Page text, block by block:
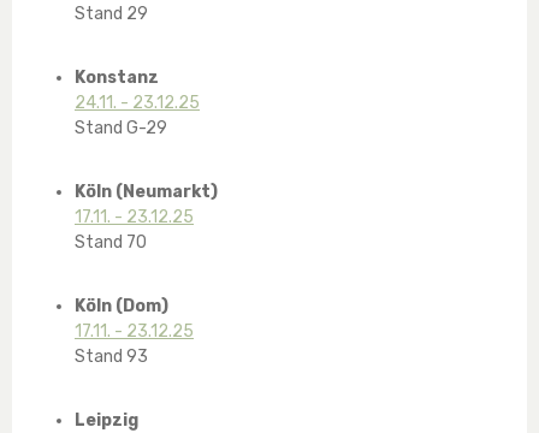
Stand 29
Konstanz
24.11. - 23.12.25
Stand G-29
Köln (Neumarkt)
17.11. - 23.12.25
Stand 70
Köln (Dom)
17.11. - 23.12.25
Stand 93
Leipzig